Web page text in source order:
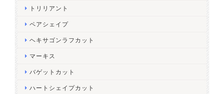
トリリアント
ペアシェイプ
ヘキサゴンラフカット
マーキス
バゲットカット
ハートシェイプカット